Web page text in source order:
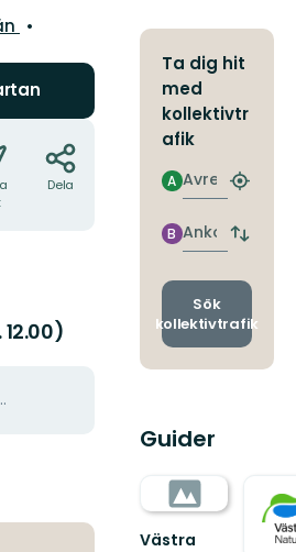
Dela
Ta dig hit
med
kollektivtr
afik
Avresa
A
Hitta
Ankomst
B
Byt
och
Sök
kollektivtrafik
Guider
Västra